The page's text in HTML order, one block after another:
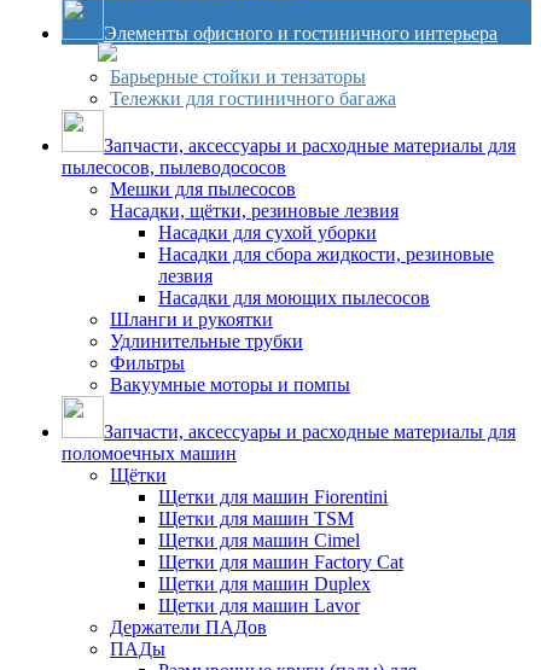
Элементы офисного и гостиничного интерьера
Барьерные стойки и тензаторы
Тележки для гостиничного багажа
Запчасти, аксессуары и расходные материалы для
пылесосов, пылеводососов
Мешки для пылесосов
Насадки, щётки, резиновые лезвия
Насадки для сухой уборки
Насадки для сбора жидкости, резиновые
лезвия
Насадки для моющих пылесосов
Шланги и рукоятки
Удлинительные трубки
Фильтры
Вакуумные моторы и помпы
Запчасти, аксессуары и расходные материалы для
поломоечных машин
Щётки
Щетки для машин Fiorentini
Щетки для машин TSM
Щетки для машин Cimel
Щетки для машин Factory Cat
Щетки для машин Duplex
Щетки для машин Lavor
Держатели ПАДов
ПАДы